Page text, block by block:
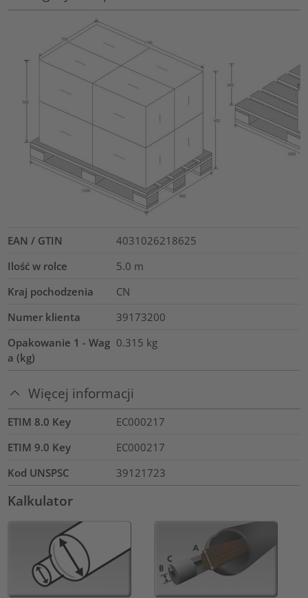
EAN / GTIN
4031026218625
Ilość w rolce
5.0 m
Kraj pochodzenia
CN
Numer klienta
39173200
Opakowanie 1 - Wag
a (kg)
0.315 kg
Więcej informacji
ETIM 8.0 Key
EC000217
ETIM 9.0 Key
EC000217
Kod UNSPSC
39121723
Kalkulator